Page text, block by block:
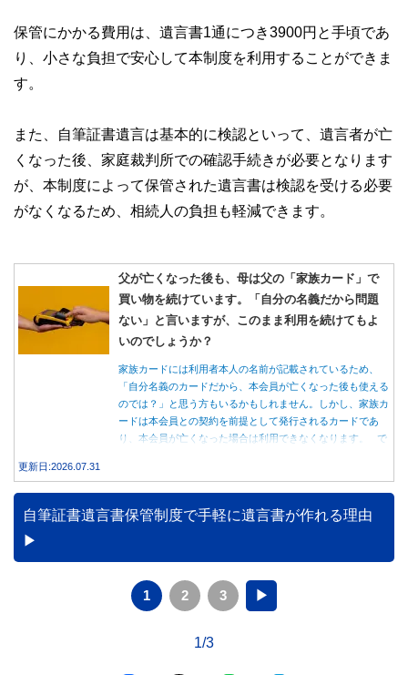
保管にかかる費用は、遺言書1通につき3900円と手頃であ
り、小さな負担で安心して本制度を利用することができま
す。
また、自筆証書遺言は基本的に検認といって、遺言者が亡
くなった後、家庭裁判所での確認手続きが必要となります
が、本制度によって保管された遺言書は検認を受ける必要
がなくなるため、相続人の負担も軽減できます。
父が亡くなった後も、母は父の「家族カード」で
買い物を続けています。「自分の名義だから問題
ない」と言いますが、このまま利用を続けてもよ
いのでしょうか？
家族カードには利用者本人の名前が記載されているため、
「自分名義のカードだから、本会員が亡くなった後も使える
のでは？」と思う方もいるかもしれません。しかし、家族カ
ードは本会員との契約を前提として発行されるカードであ
り、本会員が亡くなった場合は利用できなくなります。 で
族が行うべき手続きについて分かりやすく解説します。
更新日:2026.07.31
自筆証書遺言書保管制度で手軽に遺言書が作れる理由
1 2 3 ▶
1/3